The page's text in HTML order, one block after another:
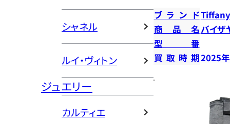
シャネル
ルイ・ヴィトン
ジュエリー
カルティエ
ブランド
商品名バイザ
型番
買取時期2025